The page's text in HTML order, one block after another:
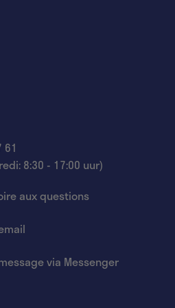
61
8:30 - 17:00 uur)
aux questions
via Messenger